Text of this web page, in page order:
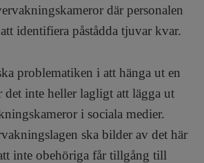
där personalen
identifiera påstådda tjuvar kvar.
problematiken i att hänga ut en
det inte heller lagligt att lägga ut
i sociala medier.
ska bilder av det här
inte obehöriga får tillgång till